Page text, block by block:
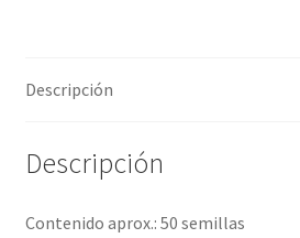
Descripción
Descripción
Contenido aprox.: 50 semillas